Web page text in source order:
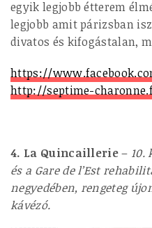
egyik legjobb étterem
legjobb amit párizsban
divatos és kifogástalan,
https://
http://septime-
4. La Quincaillerie– 10.
és a Gare de l’Est
negyedében, rengeteg
kávézó.